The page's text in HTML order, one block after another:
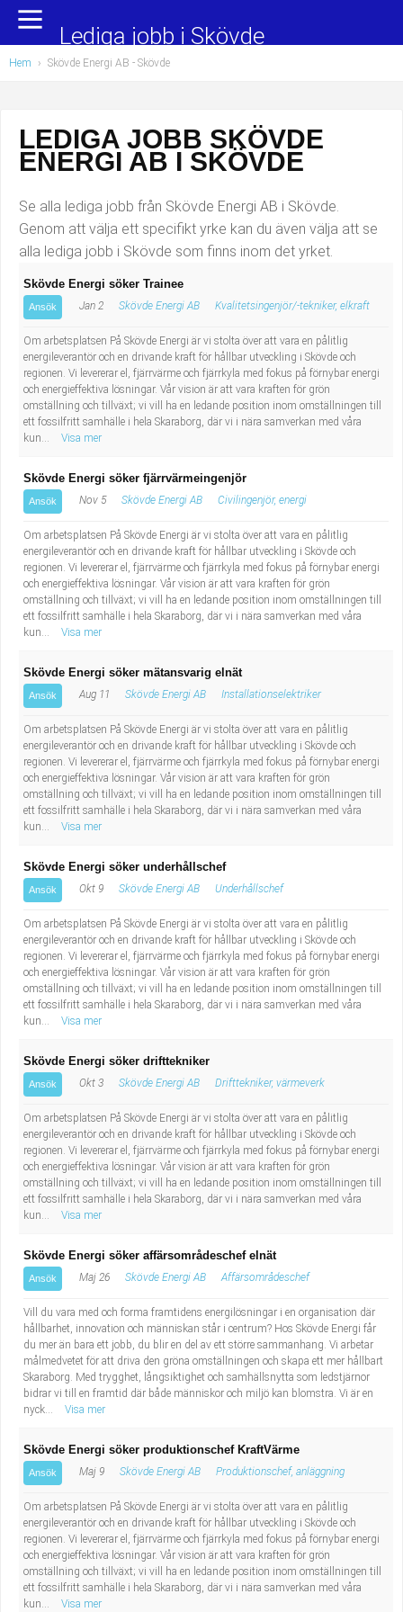
Yrkesområden
Administration, ekonomi, juridik
Chefer och verksamhetsledare
Data/IT
Försäljning, inköp, marknadsföring
Hantverksyrken
Hotell, restaurang, storhushåll
Hälso- och sjukvård
Industriell tillverkning
Kropps- och skönhetsvård
Kultur, media, design
Militärt arbete
Naturbruk
Naturvetenskapligt arbete
Pedagogiskt arbete
Sanering och renhållning
Socialt arbete
Säkerhetsarbete
Tekniskt arbete
Transport
Populära jobb
Undersköterska, hemtjänst och äldreboende
Barnskötare
Lärare i förskola/Förskollärare
Lagerarbetare
Bussförare/Busschaufför
Elevassistent
Personlig assistent
Behandlingsassistent/Socialpedagog
Budbilsförare
Tidningsbud/Tidningsdistributör
Lärare i fritidshem/Fritidspedagog
Taxiförare/Taxichaufför
Läkarsekreterare/Vårdadmin/Medicinsk
sekreterare
Lastbilsförare m.fl.
Fastighetsskötare
Informatör/Kommunikatör
Brevbärare
Sjuksköterska, grundutbildad
Kock, storhushåll
Bibliotekarie
Administrativ assistent
Lärare i gymnasiet
Lediga jobb i Skövde
Hem › Skövde Energi AB - Skövde
LEDIGA JOBB SKÖVDE
ENERGI AB I SKÖVDE
Se alla lediga jobb från Skövde Energi AB i Skövde.
Genom att välja ett specifikt yrke kan du även välja att se
alla lediga jobb i Skövde som finns inom det yrket.
Skövde Energi söker Trainee
Ansök Jan 2 Skövde Energi AB Kvalitetsingenjör/-tekniker, elkraft
Om arbetsplatsen På Skövde Energi är vi stolta över att vara en pålitlig
energileverantör och en drivande kraft för hållbar utveckling i Skövde och
regionen. Vi levererar el, fjärrvärme och fjärrkyla med fokus på förnybar energi
och energieffektiva lösningar. Vår vision är att vara kraften för grön
omställning och tillväxt; vi vill ha en ledande position inom omställningen till
ett fossilfritt samhälle i hela Skaraborg, där vi i nära samverkan med våra
kun...
Visa mer
Skövde Energi söker fjärrvärmeingenjör
Ansök Nov 5 Skövde Energi AB Civilingenjör, energi
Om arbetsplatsen På Skövde Energi är vi stolta över att vara en pålitlig
energileverantör och en drivande kraft för hållbar utveckling i Skövde och
regionen. Vi levererar el, fjärrvärme och fjärrkyla med fokus på förnybar energi
och energieffektiva lösningar. Vår vision är att vara kraften för grön
omställning och tillväxt; vi vill ha en ledande position inom omställningen till
ett fossilfritt samhälle i hela Skaraborg, där vi i nära samverkan med våra
kun...
Visa mer
Skövde Energi söker mätansvarig elnät
Ansök Aug 11 Skövde Energi AB Installationselektriker
Om arbetsplatsen På Skövde Energi är vi stolta över att vara en pålitlig
energileverantör och en drivande kraft för hållbar utveckling i Skövde och
regionen. Vi levererar el, fjärrvärme och fjärrkyla med fokus på förnybar energi
och energieffektiva lösningar. Vår vision är att vara kraften för grön
omställning och tillväxt; vi vill ha en ledande position inom omställningen till
ett fossilfritt samhälle i hela Skaraborg, där vi i nära samverkan med våra
kun...
Visa mer
Skövde Energi söker underhållschef
Ansök Okt 9 Skövde Energi AB Underhållschef
Om arbetsplatsen På Skövde Energi är vi stolta över att vara en pålitlig
energileverantör och en drivande kraft för hållbar utveckling i Skövde och
regionen. Vi levererar el, fjärrvärme och fjärrkyla med fokus på förnybar energi
och energieffektiva lösningar. Vår vision är att vara kraften för grön
omställning och tillväxt; vi vill ha en ledande position inom omställningen till
ett fossilfritt samhälle i hela Skaraborg, där vi i nära samverkan med våra
kun...
Visa mer
Skövde Energi söker drifttekniker
Ansök Okt 3 Skövde Energi AB Drifttekniker, värmeverk
Om arbetsplatsen På Skövde Energi är vi stolta över att vara en pålitlig
energileverantör och en drivande kraft för hållbar utveckling i Skövde och
regionen. Vi levererar el, fjärrvärme och fjärrkyla med fokus på förnybar energi
och energieffektiva lösningar. Vår vision är att vara kraften för grön
omställning och tillväxt; vi vill ha en ledande position inom omställningen till
ett fossilfritt samhälle i hela Skaraborg, där vi i nära samverkan med våra
kun...
Visa mer
Skövde Energi söker affärsområdeschef elnät
Ansök Maj 26 Skövde Energi AB Affärsområdeschef
Vill du vara med och forma framtidens energilösningar i en organisation där
hållbarhet, innovation och människan står i centrum? Hos Skövde Energi får
du mer än bara ett jobb, du blir en del av ett större sammanhang. Vi arbetar
målmedvetet för att driva den gröna omställningen och skapa ett mer hållbart
Skaraborg. Med trygghet, långsiktighet och samhällsnytta som ledstjärnor
bidrar vi till en framtid där både människor och miljö kan blomstra. Vi är en
nyck...
Visa mer
Skövde Energi söker produktionschef KraftVärme
Ansök Maj 9 Skövde Energi AB Produktionschef, anläggning
Om arbetsplatsen På Skövde Energi är vi stolta över att vara en pålitlig
energileverantör och en drivande kraft för hållbar utveckling i Skövde och
regionen. Vi levererar el, fjärrvärme och fjärrkyla med fokus på förnybar energi
och energieffektiva lösningar. Vår vision är att vara kraften för grön
omställning och tillväxt; vi vill ha en ledande position inom omställningen till
ett fossilfritt samhälle i hela Skaraborg, där vi i nära samverkan med våra
kun...
Visa mer